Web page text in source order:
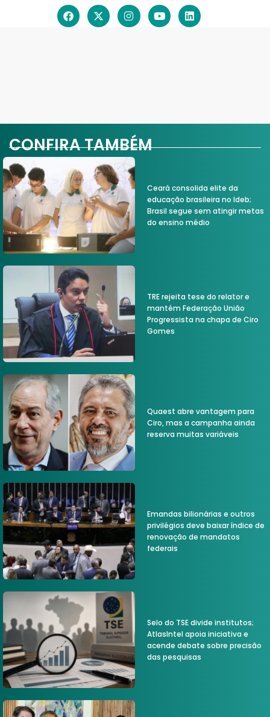
CONFIRA TAMBÉM
Ceará consolida elite da
educação brasileira no Ideb;
Brasil segue sem atingir metas
do ensino médio
TRE rejeita tese do relator e
mantém Federação União
Progressista na chapa de Ciro
Gomes
Quaest abre vantagem para
Ciro, mas a campanha ainda
reserva muitas variáveis
Emandas bilionárias e outros
privilégios deve baixar índice de
renovação de mandatos
federais
Selo do TSE divide institutos;
AtlasIntel apoia iniciativa e
acende debate sobre precisão
das pesquisas